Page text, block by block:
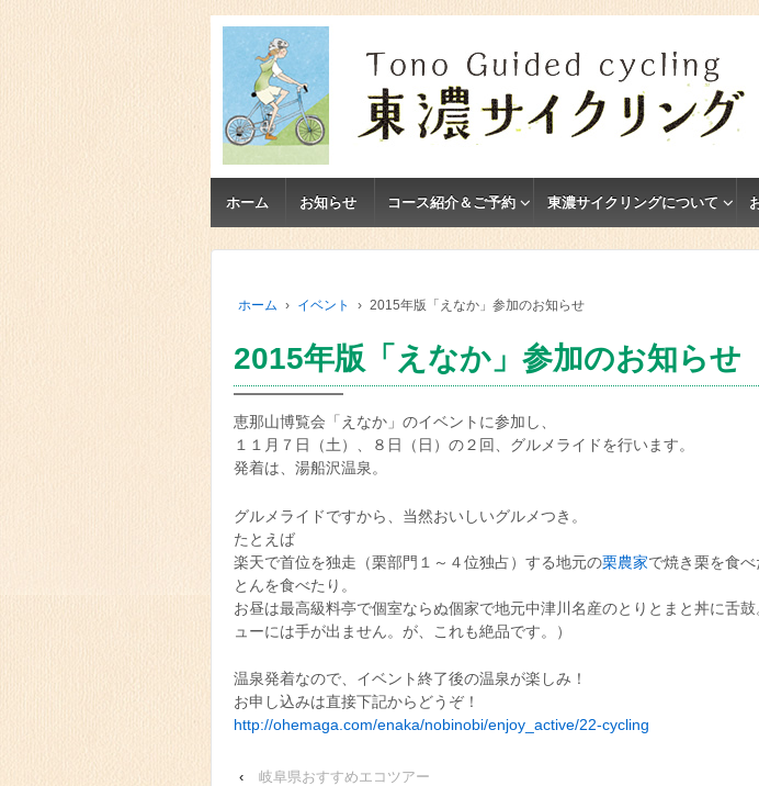
ホーム お知らせ コース紹介＆ご予約 東濃サイクリングについて
ホーム › イベント › 2015年版「えなか」参加のお知らせ
2015年版「えなか」参加のお知らせ
恵那山博覧会「えなか」のイベントに参加し、
１１月７日（土）、８日（日）の２回、グルメライドを行います。
発着は、湯船沢温泉。
グルメライドですから、当然おいしいグルメつき。
たとえば
楽天で首位を独走（栗部門１～４位独占）する地元の栗農家で焼き栗を食
とんを食べたり。
お昼は最高級料亭で個室ならぬ個家で地元中津川名産のとりとまと丼に舌
ューには手が出ません。が、これも絶品です。）
温泉発着なので、イベント終了後の温泉が楽しみ！
お申し込みは直接下記からどうぞ！
http://ohemaga.com/enaka/nobinobi/enjoy_active/22-cycling
‹ 岐阜県おすすめエコツアー